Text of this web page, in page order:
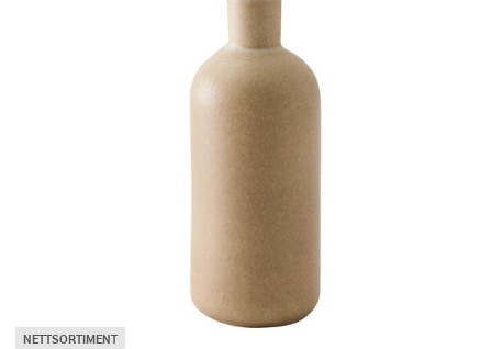
NETTSORTIMENT